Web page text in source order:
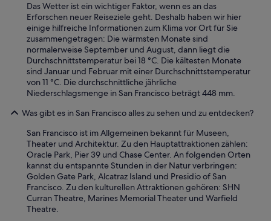
Das Wetter ist ein wichtiger Faktor, wenn es an das
Erforschen neuer Reiseziele geht. Deshalb haben wir hier
einige hilfreiche Informationen zum Klima vor Ort für Sie
zusammengetragen: Die wärmsten Monate sind
normalerweise September und August, dann liegt die
Durchschnittstemperatur bei 18 °C. Die kältesten Monate
sind Januar und Februar mit einer Durchschnittstemperatur
von 11 °C. Die durchschnittliche jährliche
Niederschlagsmenge in San Francisco beträgt 448 mm.
Was gibt es in San Francisco alles zu sehen und zu entdecken?
San Francisco ist im Allgemeinen bekannt für Museen,
Theater und Architektur. Zu den Hauptattraktionen zählen:
Oracle Park, Pier 39 und Chase Center. An folgenden Orten
kannst du entspannte Stunden in der Natur verbringen:
Golden Gate Park, Alcatraz Island und Presidio of San
Francisco. Zu den kulturellen Attraktionen gehören: SHN
Curran Theatre, Marines Memorial Theater und Warfield
Theatre.